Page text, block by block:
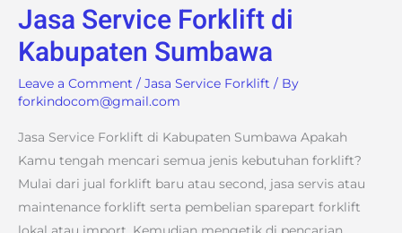
Jasa Service Forklift di
Kabupaten Sumbawa
Leave a Comment / Jasa Service Forklift / By
forkindocom@gmail.com
Jasa Service Forklift di Kabupaten Sumbawa Apakah
Kamu tengah mencari semua jenis kebutuhan forklift?
Mulai dari jual forklift baru atau second, jasa servis atau
maintenance forklift serta pembelian sparepart forklift
Jasa
Service
Forklift
di
Kabupaten
Sumbawa